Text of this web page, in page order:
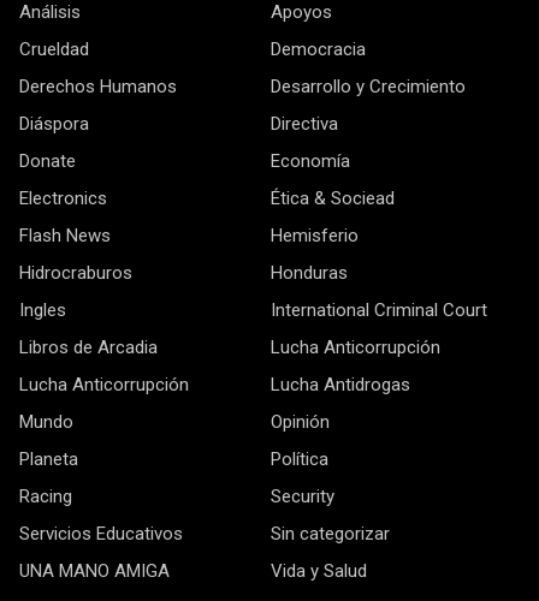
Análisis
Apoyos
Crueldad
Democracia
Derechos Humanos
Desarrollo y Crecimiento
Diáspora
Directiva
Donate
Economía
Electronics
Ética & Sociead
Flash News
Hemisferio
Hidrocraburos
Honduras
Ingles
International Criminal Court
Libros de Arcadia
Lucha Anticorrupción
Lucha Anticorrupción
Lucha Antidrogas
Mundo
Opinión
Planeta
Política
Racing
Security
Servicios Educativos
Sin categorizar
UNA MANO AMIGA
Vida y Salud